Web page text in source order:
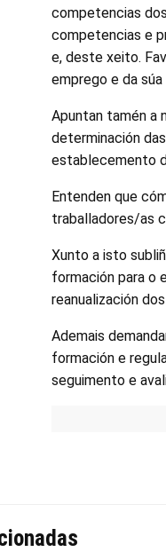
competencias
competencias e
e, deste xeito.
emprego e da súa
Apuntan tamén a
determinación
establecemento
Entenden que
traballadores/as
Xunto a isto
formación para o
reanualización
Ademais
formación e
seguimento e